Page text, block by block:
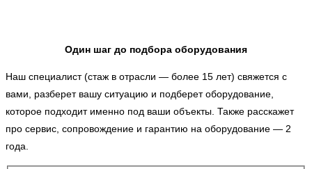
Один шаг до подбора оборудования
Наш специалист (стаж в отрасли — более 15 лет) свяжется с
вами, разберет вашу ситуацию и подберет оборудование,
которое подходит именно под ваши объекты. Также расскажет
про сервис, сопровождение и гарантию на оборудование — 2
года.